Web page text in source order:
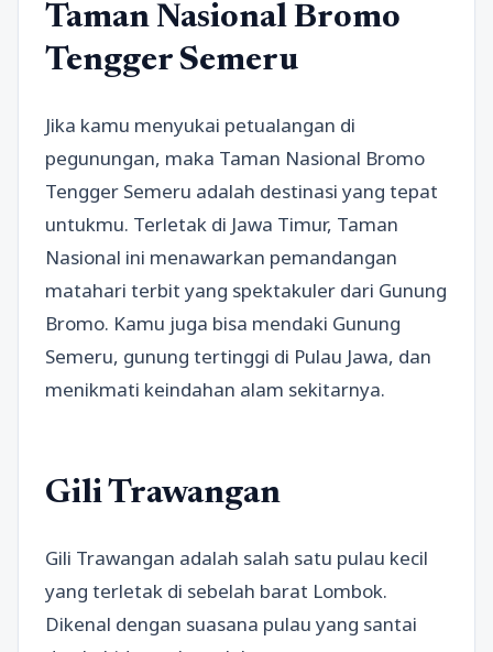
Taman Nasional Bromo
Tengger Semeru
Jika kamu menyukai petualangan di
pegunungan, maka Taman Nasional Bromo
Tengger Semeru adalah destinasi yang tepat
untukmu. Terletak di Jawa Timur, Taman
Nasional ini menawarkan pemandangan
matahari terbit yang spektakuler dari Gunung
Bromo. Kamu juga bisa mendaki Gunung
Semeru, gunung tertinggi di Pulau Jawa, dan
menikmati keindahan alam sekitarnya.
Gili Trawangan
Gili Trawangan adalah salah satu pulau kecil
yang terletak di sebelah barat Lombok.
Dikenal dengan suasana pulau yang santai